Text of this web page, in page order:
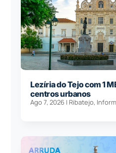
Lezíria do Tejo com 1
centros urbanos
Ago 7, 2026 | Ribatejo,